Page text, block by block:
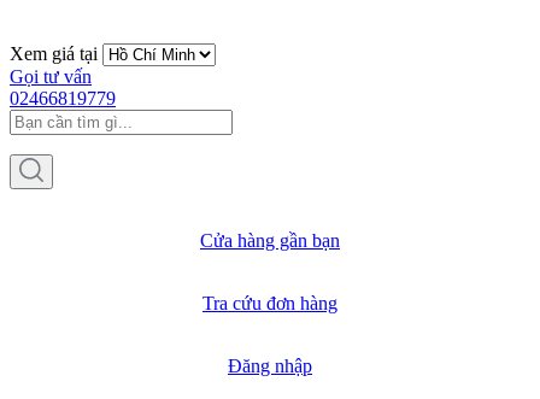
Xem giá tại
Gọi tư vấn
02466819779
Cửa hàng gần bạn
Tra cứu đơn hàng
Đăng nhập